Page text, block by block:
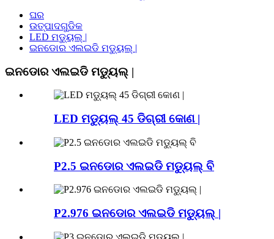
ଘର
ଉତ୍ପାଦଗୁଡିକ
LED ମଡ୍ୟୁଲ୍ |
ଇନଡୋର ଏଲଇଡି ମଡ୍ୟୁଲ୍ |
ଇନଡୋର ଏଲଇଡି ମଡ୍ୟୁଲ୍ |
LED ମଡ୍ୟୁଲ୍ 45 ଡିଗ୍ରୀ କୋଣ |
P2.5 ଇନଡୋର ଏଲଇଡି ମଡ୍ୟୁଲ୍ ବି
P2.976 ଇନଡୋର ଏଲଇଡି ମଡ୍ୟୁଲ୍ |